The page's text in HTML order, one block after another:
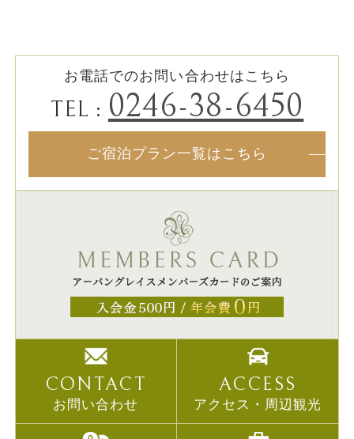
お電話でのお問い合わせはこちら
TEL : 0246-38-6450
ご宿泊プラン一覧はこちら
CONTACT
お問い合わせ
ACCESS
アクセス・周辺観光